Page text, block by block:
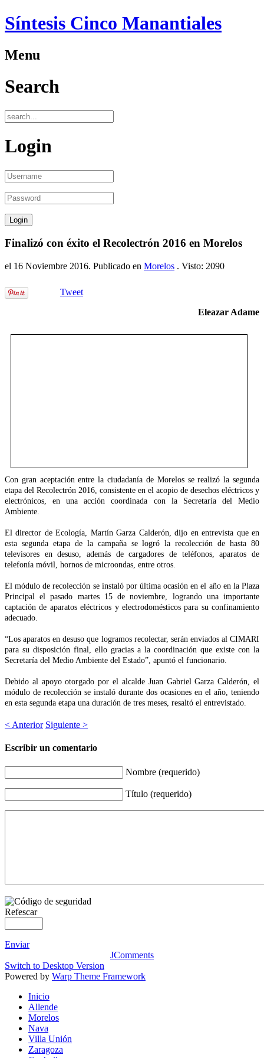
Síntesis Cinco Manantiales
Menu
Search
Login
Finalizó con éxito el Recolectrón 2016 en Morelos
el 16 Noviembre 2016. Publicado en Morelos . Visto: 2090
Tweet
Eleazar Adame
Con gran aceptación entre la ciudadanía de Morelos se realizó la segunda
etapa del Recolectrón 2016, consistente en el acopio de desechos eléctricos y
electrónicos, en una acción coordinada con la Secretaría del Medio
Ambiente.
El director de Ecología, Martín Garza Calderón, dijo en entrevista que en
esta segunda etapa de la campaña se logró la recolección de hasta 80
televisores en desuso, además de cargadores de teléfonos, aparatos de
telefonía móvil, hornos de microondas, entre otros.
El módulo de recolección se instaló por última ocasión en el año en la Plaza
Principal el pasado martes 15 de noviembre, logrando una importante
captación de aparatos eléctricos y electrodomésticos para su confinamiento
adecuado.
“Los aparatos en desuso que logramos recolectar, serán enviados al CIMARI
para su disposición final, ello gracias a la coordinación que existe con la
Secretaría del Medio Ambiente del Estado”, apuntó el funcionario.
Debido al apoyo otorgado por el alcalde Juan Gabriel Garza Calderón, el
módulo de recolección se instaló durante dos ocasiones en el año, teniendo
en esta segunda etapa una duración de tres meses, resaltó el entrevistado.
< Anterior Siguiente >
Escribir un comentario
Nombre (requerido)
Título (requerido)
Refescar
Enviar
JComments
Switch to Desktop Version
Powered by Warp Theme Framework
Inicio
Allende
Morelos
Nava
Villa Unión
Zaragoza